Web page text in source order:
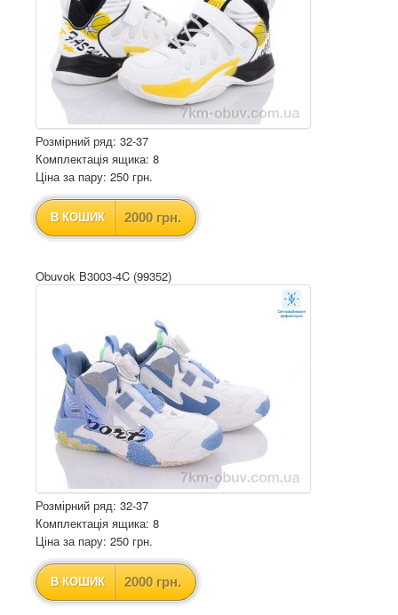
Розмірний ряд: 32-37
Комплектація ящика: 8
Ціна за пару: 250 грн.
В КОШИК 2000 грн.
Obuvok B3003-4C (99352)
Розмірний ряд: 32-37
Комплектація ящика: 8
Ціна за пару: 250 грн.
В КОШИК 2000 грн.